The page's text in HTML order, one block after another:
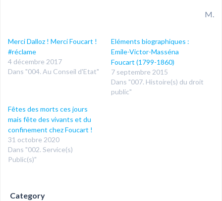
M.
Merci Dalloz ! Merci Foucart !
#réclame
4 décembre 2017
Dans "004. Au Conseil d'Etat"
Eléments biographiques :
Emile-Victor-Masséna
Foucart (1799-1860)
7 septembre 2015
Dans "007. Histoire(s) du droit
public"
Fêtes des morts ces jours
mais fête des vivants et du
confinement chez Foucart !
31 octobre 2020
Dans "002. Service(s)
Public(s)"
Category